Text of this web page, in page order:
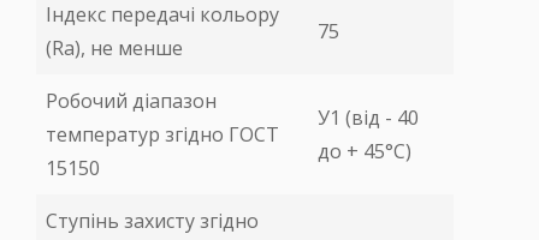
Індекс передачі кольору
(Ra), не менше
75
Робочий діапазон
температур згідно ГОСТ
15150
У1 (від - 40
до + 45°С)
Ступінь захисту згідно